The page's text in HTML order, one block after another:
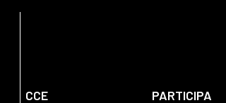
CCE PARTICIPA